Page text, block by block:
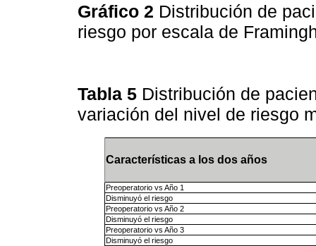
Gráfico 2 Distribución de
riesgo por escala de
Tabla 5 Distribución de
variación del nivel de riesgo
Características a los dos años
Preoperatorio vs Año 1
Disminuyó el riesgo
Preoperatorio vs Año 2
Disminuyó el riesgo
Preoperatorio vs Año 3
Disminuyó el riesgo